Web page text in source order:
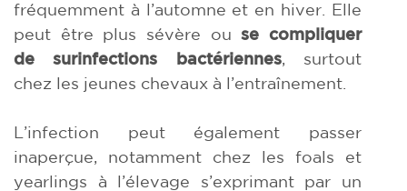
fréquemment à l’automne et en hiver. Elle
peut être plus sévère ouse compliquer
de
surinfections bactériennes, surtout
chez les jeunes chevaux à l’entraînement.
L’infection peut également passer
inaperçue, notamment chez les foals et
yearlings à l’élevage s’exprimant par un